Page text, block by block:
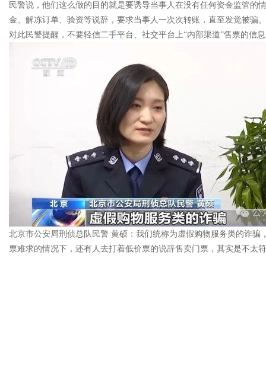
民警说，他们这么做的目的就是要诱导当事人在没有任何资金监管
金、解冻订单、验资等说辞，要求当事人一次次转账，直至发觉被骗。
对此民警提醒，不要轻信二手平台、社交平台上“内部渠道”售票的信
北京市公安局刑侦总队民警 黄硕：我们统称为虚假购物服务类的诈
票难求的情况下，还有人去打着低价票的说辞售卖门票，其实是不太